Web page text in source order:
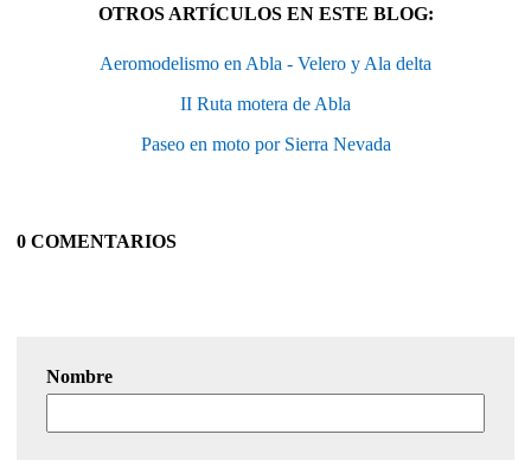
OTROS ARTÍCULOS EN ESTE BLOG:
Aeromodelismo en Abla - Velero y Ala delta
II Ruta motera de Abla
Paseo en moto por Sierra Nevada
0 COMENTARIOS
Nombre